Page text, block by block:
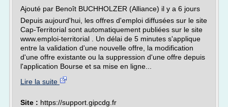
Ajouté par Benoît BUCHHOLZER (Alliance) il y a 6 jours
Depuis aujourd'hui, les offres d'emploi diffusées sur le site
Cap-Territorial sont automatiquement publiées sur le site
www.emploi-territorial . Un délai de 5 minutes s'applique
entre la validation d'une nouvelle offre, la modification
d'une offre existante ou la suppression d'une offre depuis
l'application Bourse et sa mise en ligne...
Lire la suite
Site : https://support.gipcdg.fr